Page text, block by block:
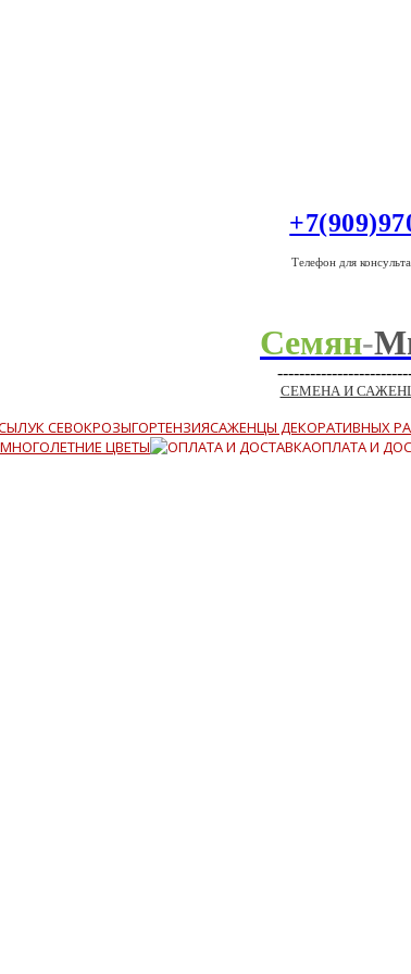
Телефон для
Семян-
СЕМЕНА И
ЛУК СЕВОКРОЗЫГОРТЕНЗИЯСАЖЕНЦЫ ДЕКОРАТИВНЫХ
ЦВЕТЫ ОПЛАТА И